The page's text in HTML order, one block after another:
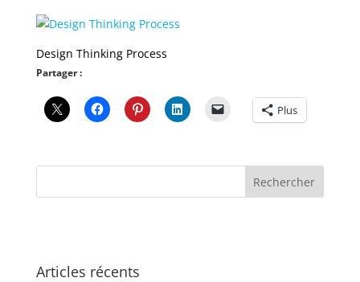
Design Thinking Process
Partager :
Plus
Articles récents